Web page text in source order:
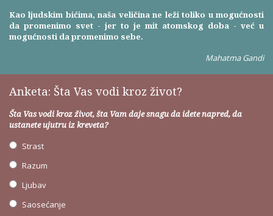
Kao ljudskim bićima, naša veličina ne leži toliko u mogućnosti
da promenimo svet - jer to je mit atomskog doba - već u
mogućnosti da promenimo sebe.
Mahatma Gandi
Anketa: Šta Vas vodi kroz život?
Šta Vas vodi kroz život, šta Vam daje snagu da idete napred, da
ustanete ujutru iz kreveta?
Strast
Razum
Ljubav
Saosećanje